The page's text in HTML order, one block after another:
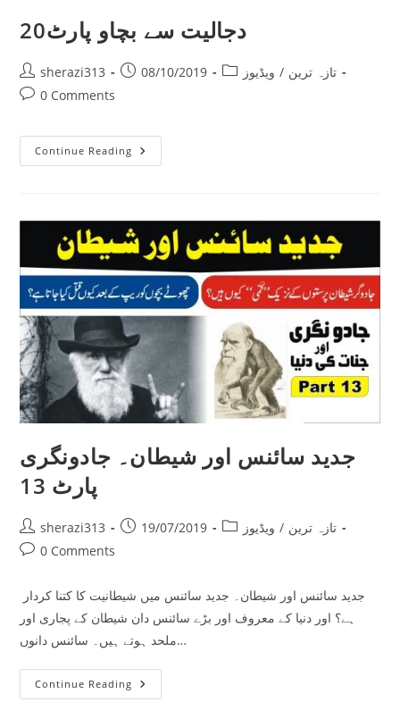
دجالیت سے بچاو پارٹ20
Post
author:
sherazi313
Post08/10/2019
Post
تازہ ترین / ویڈیوز
Post0 Comments
Continue Reading دجالیت
سے
جدید سائنس اور شیطان۔ جادونگری
پارٹ 13
Post
author:
sherazi313
Post19/07/2019
Post
تازہ ترین / ویڈیوز
Post0 Comments
ہے؟ اور دنیا کے معروف اور بڑے سائنس دان شیطان کے پجاری اور
ملحد ہوتے ہیں۔ سائنس دانوں…
Continue Reading جدید
سائنس